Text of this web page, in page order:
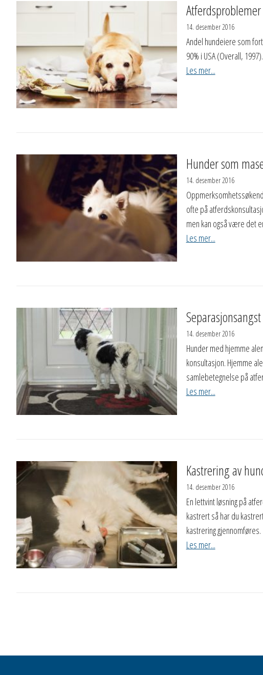
14. desember 2016
Andel hundeiere som
90% i USA (Overall,
Les mer...
Hunder som
14. desember 2016
ofte på
men kan også være det
Les mer...
14. desember 2016
Hunder med hjemme
konsultasjon. Hjemme
samlebetegnelse på
Les mer...
Kastrering av
14. desember 2016
En lettvint løsning på
kastrert så har du
kastrering gjennomføres.
Les mer...